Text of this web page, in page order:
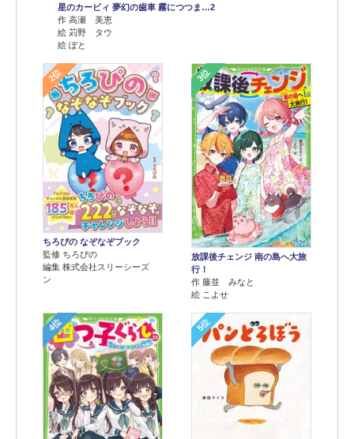
星のカービィ 夢幻の歯車 霧につつま…2
作 高瀬 美恵
絵 苅野 タウ
絵 ぽと
2位
ちろぴの なぞなぞブック
監修 ちろぴの
編集 株式会社スリーシーズ
ン
3位
放課後チェンジ 南の島へ大旅
行！
作 藤並 みなと
絵 こよせ
4位 5位